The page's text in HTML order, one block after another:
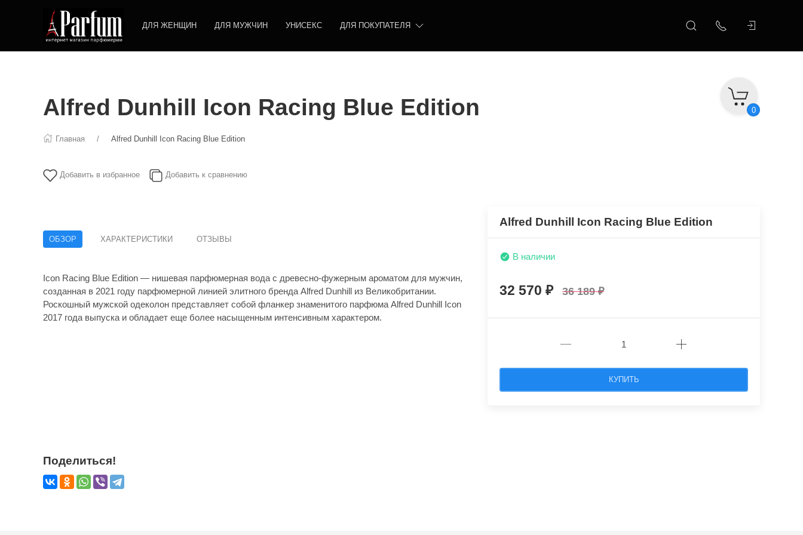
ДЛЯ ЖЕНЩИН ДЛЯ МУЖЧИН УНИСЕКС ДЛЯ ПОКУПАТЕЛЯ
0
Alfred Dunhill Icon Racing Blue Edition
Главная Alfred Dunhill Icon Racing Blue Edition
Добавить в избранное Добавить к сравнению
ОБЗОР ХАРАКТЕРИСТИКИ ОТЗЫВЫ
Icon Racing Blue Edition — нишевая парфюмерная вода с древесно-фужерным ароматом для мужчин,
созданная в 2021 году парфюмерной линией элитного бренда Alfred Dunhill из Великобритании.
Роскошный мужской одеколон представляет собой фланкер знаменитого парфюма Alfred Dunhill Icon
2017 года выпуска и обладает еще более насыщенным интенсивным характером.
Alfred Dunhill Icon Racing Blue Edition
В наличии
32 570 36 189
КУПИТЬ
Поделиться!